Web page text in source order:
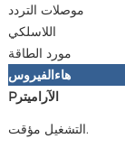
موصلات التردد
اللاسلكي
مورد الطاقة
هاءالفيروس
Pالآراميتر
التشغيل مؤقت.